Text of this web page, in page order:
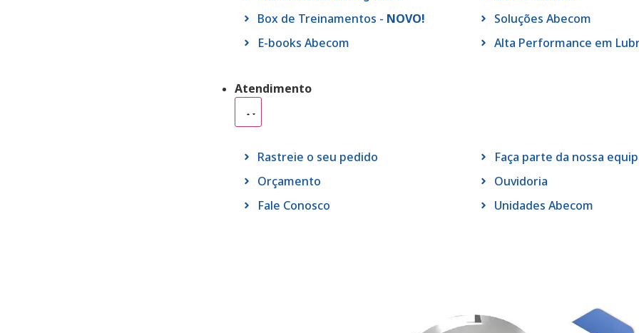
Box de Treinamentos - NOVO!
E-books Abecom
Soluções Abecom
Alta Performance em
Atendimento
Rastreie o seu pedido
Orçamento
Fale Conosco
Faça parte da nossa
Ouvidoria
Unidades Abecom